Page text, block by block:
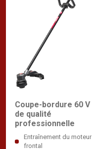
Coupe-bordure 60 V
de qualité
professionnelle
Entraînement du moteur
frontal